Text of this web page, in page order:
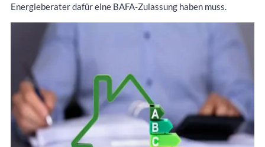
Energieberater dafür eine BAFA-Zulassung haben muss.